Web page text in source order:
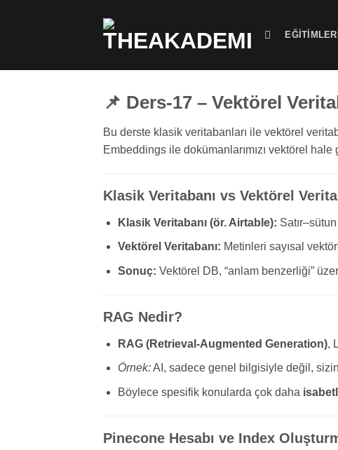
📌 Ders-17 – Vektörel
Bu derste klasik veritabanları ile vektörel
Embeddings ile dokümanlarımızı vektörel
Klasik Veritabanı vs Vektörel
Klasik Veritabanı (ör. Airtable):
Vektörel Veritabanı: Metinleri sayısal
Sonuç: Vektörel DB, “anlam benzerliği”
RAG Nedir?
RAG (Retrieval-Augmented Generation),
Örnek:AI, sadece genel bilgisiyle değil,
Böylece spesifik konularda çok daha
Pinecone Hesabı ve Index